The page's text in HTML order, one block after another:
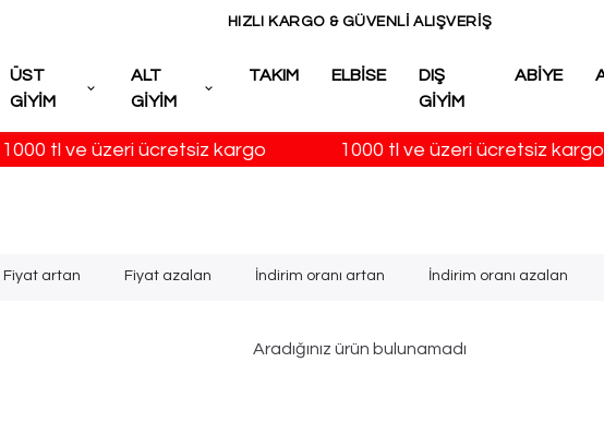
HIZLI KARGO & GÜVENLİ ALIŞVERİŞ
ÜST
GİYİM
ALT
GİYİM
TAKIM ELBİSE
DIŞ
GİYİM
ABİYE
1000 tl ve üzeri ücretsiz kargo 1000 tl ve üzeri ücretsiz kargo
Fiyat artan Fiyat azalan İndirim oranı artan İndirim oranı azalan
Aradığınız ürün bulunamadı